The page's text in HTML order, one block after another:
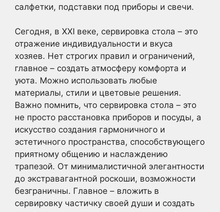
салфетки, подставки под приборы и свечи.
Сегодня, в XXI веке, сервировка стола – это
отражение индивидуальности и вкуса
хозяев. Нет строгих правил и ограничений,
главное – создать атмосферу комфорта и
уюта. Можно использовать любые
материалы, стили и цветовые решения.
Важно помнить, что сервировка стола – это
не просто расстановка приборов и посуды, а
искусство создания гармоничного и
эстетичного пространства, способствующего
приятному общению и наслаждению
трапезой. От минималистичной элегантности
до экстравагантной роскоши, возможности
безграничны. Главное – вложить в
сервировку частичку своей души и создать